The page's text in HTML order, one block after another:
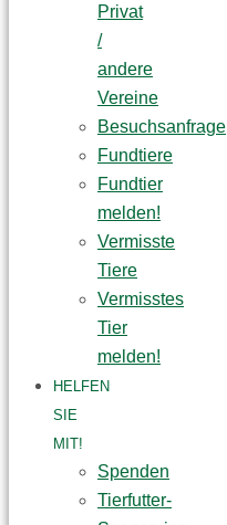
Privat
/
andere
Vereine
Besuchsanfrage
Fundtiere
Fundtier
melden!
Vermisste
Tiere
Vermisstes
Tier
melden!
HELFEN
SIE
MIT!
Spenden
Tierfutter-